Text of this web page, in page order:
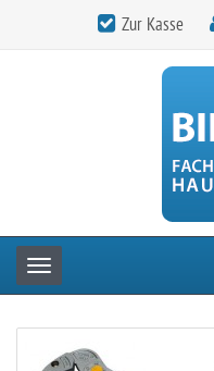
Zur Kasse
Toggle navigation